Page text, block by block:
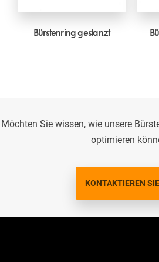
Bürstenring gestanzt
Möchten Sie wissen, wie unsere
optimieren
KONTAKTIEREN